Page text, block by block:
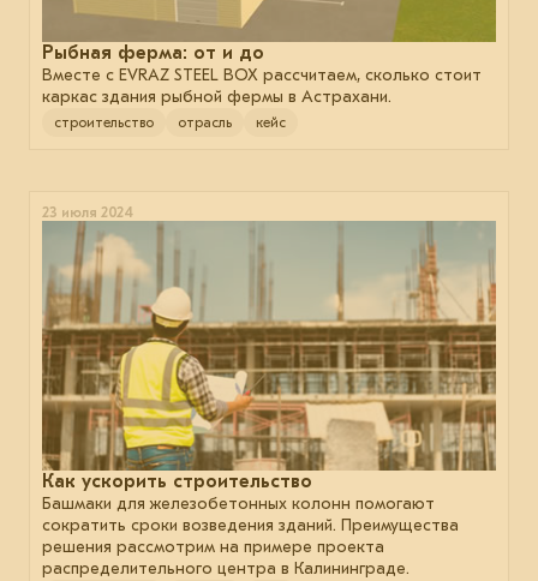
Рыбная ферма: от и до
Вместе с EVRAZ STEEL BOX рассчитаем, сколько стоит
каркас здания рыбной фермы в Астрахани.
строительство отрасль кейс
23 июля 2024
Как ускорить строительство
Башмаки для железобетонных колонн помогают
сократить сроки возведения зданий. Преимущества
решения рассмотрим на примере проекта
распределительного центра в Калининграде.